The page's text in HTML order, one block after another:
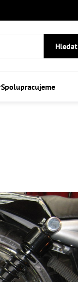
Hledat
Spolupracujeme